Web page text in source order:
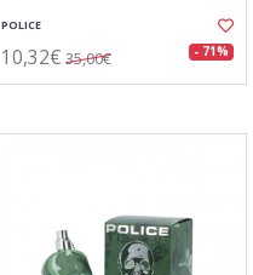
POLICE
10,32€ 35,00€ - 71%